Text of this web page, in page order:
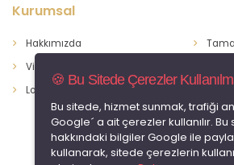
Kurumsal
Hakkımızda
Vizyon & Misyon
Logomuz
🍪 Bu Sitede Çerezler
Bu sitede, hizmet sunmak, trafiği
Google´ a ait çerezler kullanılır. Bu
hakkındaki bilgiler Google ile
kullanarak, sitede çerezlerin